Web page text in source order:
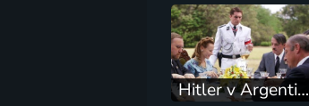
Hitler v Argentině: Akce Šedý vlk